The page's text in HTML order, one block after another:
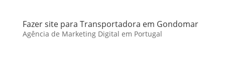
Fazer site para Transportadora em Gondomar
Agência de Marketing Digital em Portugal